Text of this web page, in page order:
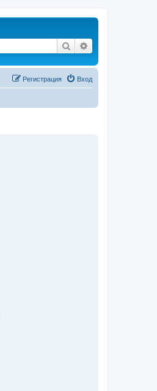
Поиск
Вход
Регистрация